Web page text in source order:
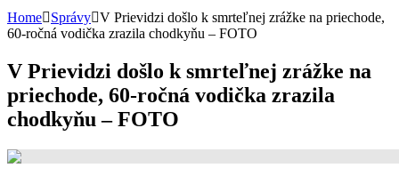
Home
Správy V Prievidzi došlo k smrteľnej zrážke na priechode,
60-ročná vodička zrazila chodkyňu – FOTO
V Prievidzi došlo k smrteľnej zrážke na
priechode, 60-ročná vodička zrazila
chodkyňu – FOTO